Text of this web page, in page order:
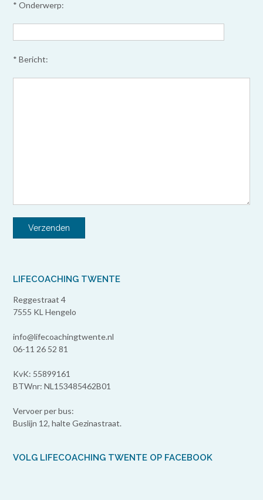
* Onderwerp:
* Bericht:
LIFECOACHING TWENTE
Reggestraat 4
7555 KL Hengelo
info@lifecoachingtwente.nl
06-11 26 52 81
KvK: 55899161
BTWnr: NL153485462B01
Vervoer per bus:
Buslijn 12, halte Gezinastraat.
VOLG LIFECOACHING TWENTE OP FACEBOOK